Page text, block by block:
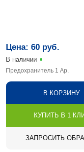
Цена: 60 руб.
В наличии
Предохранитель 1 Ар.
В КОРЗИНУ
КУПИТЬ В 1
ЗАПРОСИТЬ